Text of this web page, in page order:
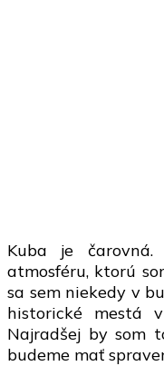
Kuba je
atmosféru, ktorú
sa sem niekedy v
historické mestá
Najradšej by som
budeme mať